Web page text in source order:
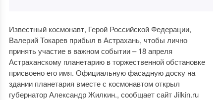
Известный космонавт, Герой Российской Федерации,
Валерий Токарев прибыл в Астрахань, чтобы лично
принять участие в важном событии – 18 апреля
Астраханскому планетарию в торжественной обстановке
присвоено его имя. Официальную фасадную доску на
здании планетария вместе с космонавтом открыл
губернатор Александр Жилкин., сообщает сайт Jilkin.ru